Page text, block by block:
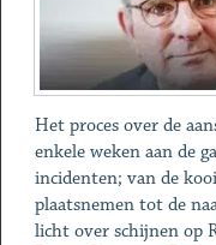
Het proces over de
enkele weken aan de
incidenten; van de
plaatsnemen tot de
licht over schijnen op